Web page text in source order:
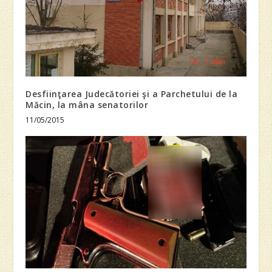
Desfiinţarea Judecătoriei şi a Parchetului de la
Măcin, la mâna senatorilor
11/05/2015